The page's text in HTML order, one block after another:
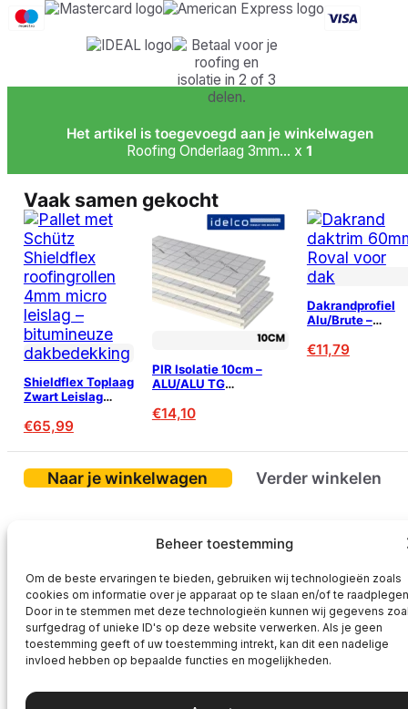
Beheer toestemming
Om de beste ervaringen te bieden, gebruiken wij technologieën zoals
cookies om informatie over je apparaat op te slaan en/of te
Door in te stemmen met deze technologieën kunnen wij gegevens
surfgedrag of unieke ID's op deze website verwerken. Als je geen
toestemming geeft of uw toestemming intrekt, kan dit een nadelige
invloed hebben op bepaalde functies en mogelijkheden.
Het artikel is toegevoegd aan je winkelwagen
Roofing Onderlaag 3mm... x1
Vaak samen gekocht
Shieldflex Toplaag
Zwart Leislag
€65,99
PIR Isolatie 10cm –
ALU/ALU TG
€14,10
Dakrandprofiel
Alu/Brute –
€11,79
Naar je winkelwagen Verder winkelen